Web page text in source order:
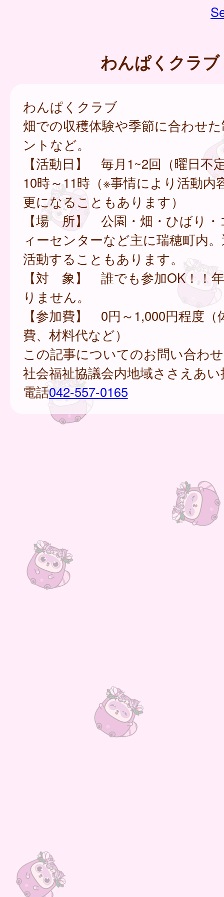
わんぱくクラブ
わんぱくクラブ
畑での収穫体験や季節に合わせ
ントなど。
【活動日】 毎月1~2回（曜日
10時～11時（※事情により活動内
更になることもあります）
【場 所】 公園・畑・ひばり・
ィーセンターなど主に瑞穂町内
活動することもあります。
【対 象】 誰でも参加OK！！
りません。
【参加費】 0円～1,000円程度（
費、材料代など）
この記事についてのお問い合わ
社会福祉協議会内地域ささえあ
電話042-557-0165